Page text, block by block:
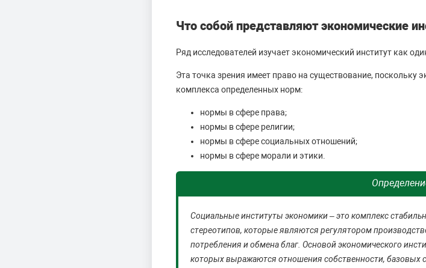
Что собой представляют экономические
Ряд исследователей изучает экономический институт как
Эта точка зрения имеет право на существование, поскольку
комплекса определенных норм:
нормы в сфере права;
нормы в сфере религии;
нормы в сфере социальных отношений;
нормы в сфере морали и этики.
Социальные институты экономики – это комплекс
стереотипов, которые являются регулятором
потребления и обмена благ. Основой экономического
которых выражаются отношения собственности, базовых